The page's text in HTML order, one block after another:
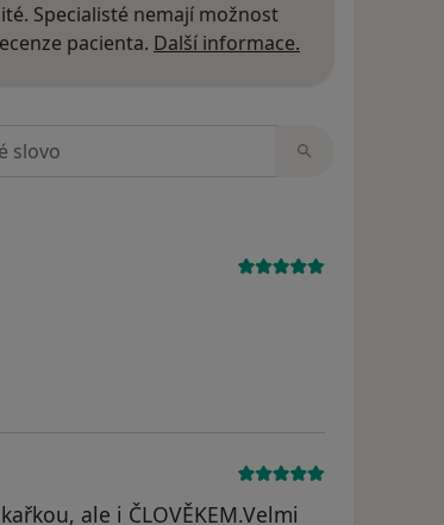
Specialisté nemají možnost
pacienta. Další informace.
ale i ČLOVĚKEM.Velmi